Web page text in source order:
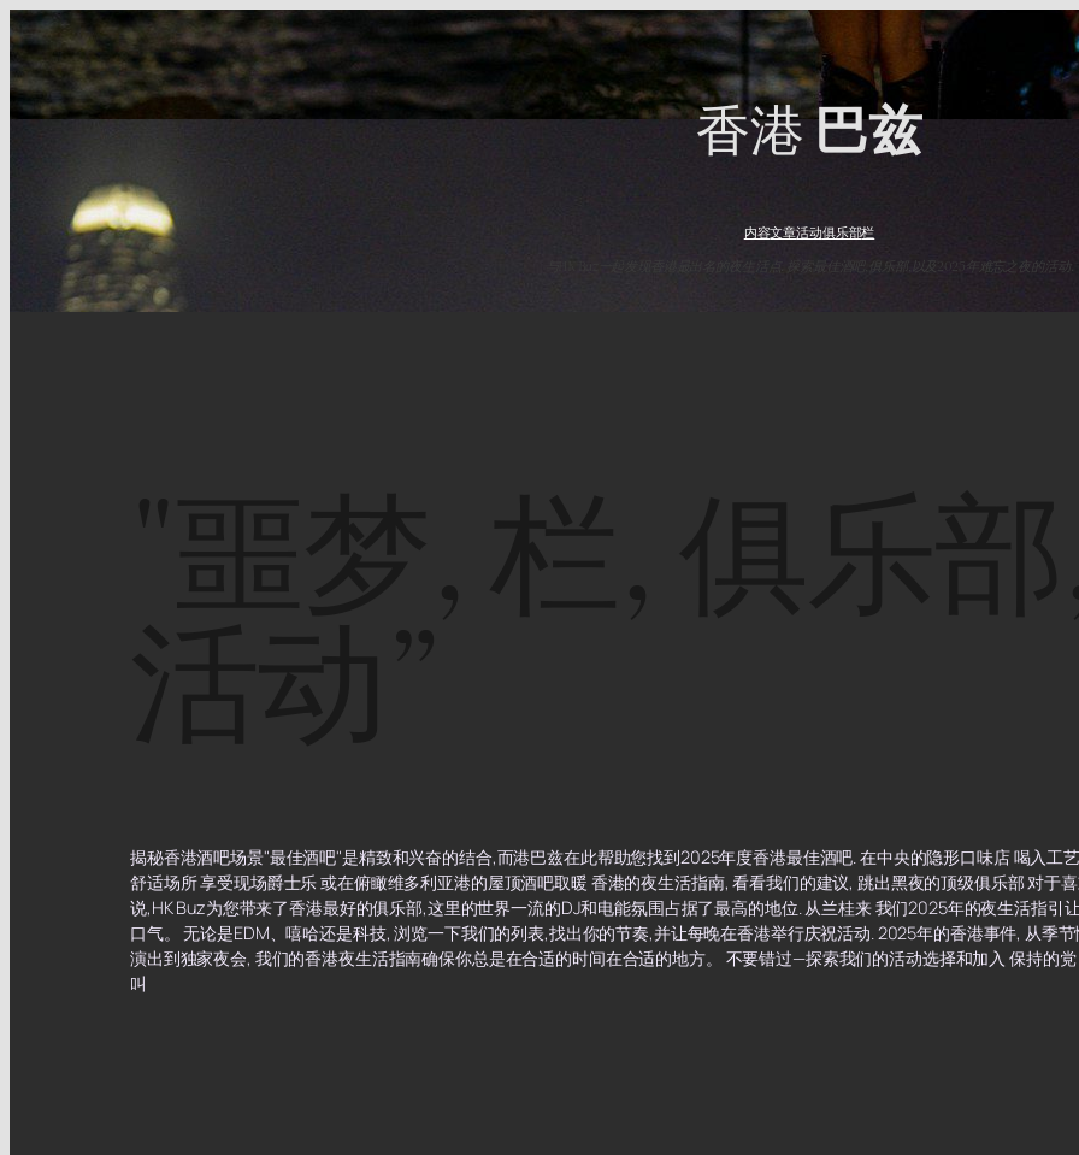
香港巴兹
内容文章活动俱乐部栏
与HK Baz一起发现香港最出名的夜生活点. 探索最佳酒吧,俱乐部,以及2025年难忘之夜的活动.
揭秘香港酒吧场景"最佳酒吧"是精致和兴奋的结合,而港巴兹在此帮助您找到2025年度香港最佳酒吧. 在中央的隐形口味店 喝入工
舒适场所 享受现场爵士乐 或在俯瞰维多利亚港的屋顶酒吧取暖 香港的夜生活指南, 看看我们的建议, 跳出黑夜的顶级俱乐部 对于
说,HK Buz为您带来了香港最好的俱乐部,这里的世界一流的DJ和电能氛围占据了最高的地位. 从兰桂来 我们2025年的夜生活指引
口气。 无论是EDM、嘻哈还是科技, 浏览一下我们的列表,找出你的节奏,并让每晚在香港举行庆祝活动. 2025年的香港事件, 从季
演出到独家夜会, 我们的香港夜生活指南确保你总是在合适的时间在合适的地方。 不要错过—探索我们的活动选择和加入 保持的
叫